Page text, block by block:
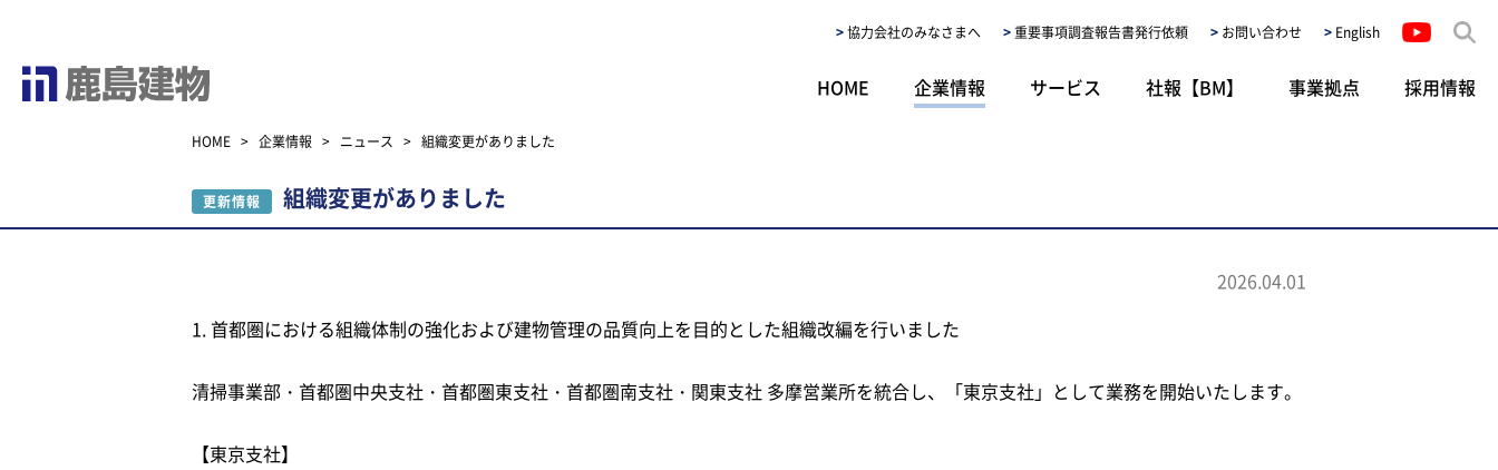
協力会社のみなさまへ 重要事項調査報告書発行依頼 お問い合わせ English
HOME 企業情報 サービス 社報【BM】 事業拠点 採用情報
HOME > 企業情報 > ニュース > 組織変更がありました
更新情報 組織変更がありました
2026.04.01
1. 首都圏における組織体制の強化および建物管理の品質向上を目的とした組織改編を行いました
清掃事業部・首都圏中央支社・首都圏東支社・首都圏南支社・関東支社 多摩営業所を統合し、「東京支社」として業務を開始いたします。
【東京支社】